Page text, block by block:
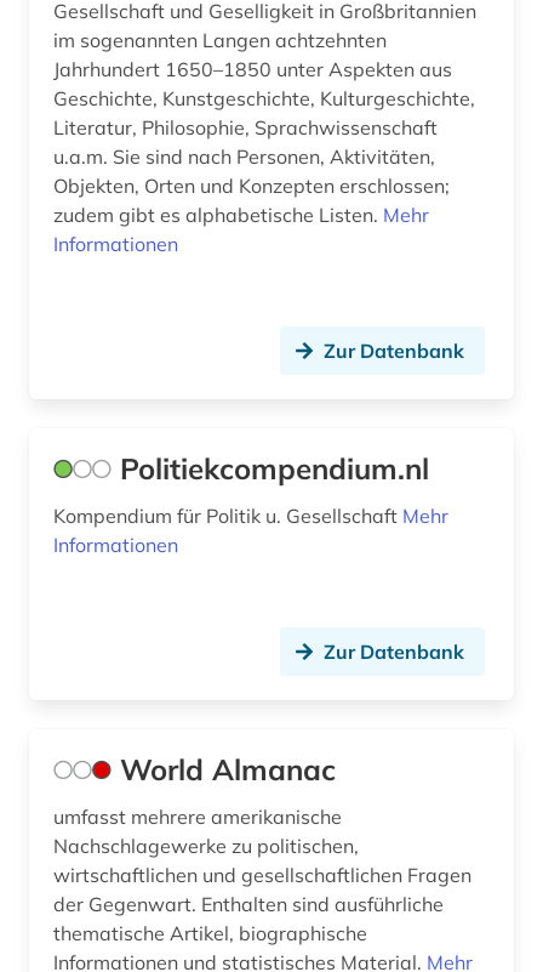
Gesellschaft und Geselligkeit in Großbritannien
im sogenannten Langen achtzehnten
Jahrhundert 1650–1850 unter Aspekten aus
Geschichte, Kunstgeschichte, Kulturgeschichte,
Literatur, Philosophie, Sprachwissenschaft
u.a.m. Sie sind nach Personen, Aktivitäten,
Objekten, Orten und Konzepten erschlossen;
zudem gibt es alphabetische Listen. Mehr
Informationen
Zur Datenbank
Politiekcompendium.nl
Kompendium für Politik u. Gesellschaft Mehr
Informationen
Zur Datenbank
World Almanac
umfasst mehrere amerikanische
Nachschlagewerke zu politischen,
wirtschaftlichen und gesellschaftlichen Fragen
der Gegenwart. Enthalten sind ausführliche
thematische Artikel, biographische
Informationen und statistisches Material. Mehr